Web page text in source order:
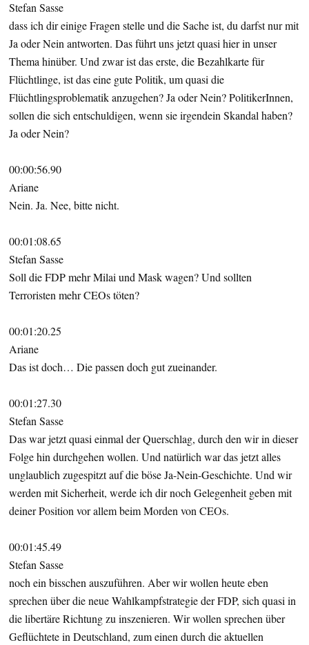
Stefan Sasse
dass ich dir einige Fragen stelle und die Sache ist, du darfst nur mit
Ja oder Nein antworten. Das führt uns jetzt quasi hier in unser
Thema hinüber. Und zwar ist das erste, die Bezahlkarte für
Flüchtlinge, ist das eine gute Politik, um quasi die
Flüchtlingsproblematik anzugehen? Ja oder Nein? PolitikerInnen,
sollen die sich entschuldigen, wenn sie irgendein Skandal haben?
Ja oder Nein?
00:00:56.90
Ariane
Nein. Ja. Nee, bitte nicht.
00:01:08.65
Stefan Sasse
Soll die FDP mehr Milai und Mask wagen? Und sollten
Terroristen mehr CEOs töten?
00:01:20.25
Ariane
Das ist doch… Die passen doch gut zueinander.
00:01:27.30
Stefan Sasse
Das war jetzt quasi einmal der Querschlag, durch den wir in dieser
Folge hin durchgehen wollen. Und natürlich war das jetzt alles
unglaublich zugespitzt auf die böse Ja-Nein-Geschichte. Und wir
werden mit Sicherheit, werde ich dir noch Gelegenheit geben mit
deiner Position vor allem beim Morden von CEOs.
00:01:45.49
Stefan Sasse
noch ein bisschen auszuführen. Aber wir wollen heute eben
sprechen über die neue Wahlkampfstrategie der FDP, sich quasi in
die libertäre Richtung zu inszenieren. Wir wollen sprechen über
Geflüchtete in Deutschland, zum einen durch die aktuellen